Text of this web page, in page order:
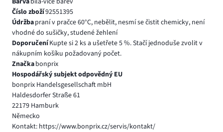
Číslo zboží92551395
Údržbapraní v pračce 60°C, nebělit, nesmí se čistit chemicky, není
vhodné do sušičky, studené žehlení
DoporučeníKupte si 2 ks a ušetřete 5 %. Stačí jednoduše zvolit v
nákupním košíku požadovaný počet.
Značkabonprix
Hospodářský subjekt odpovědný EU
bonprix Handelsgesellschaft mbH
Haldesdorfer Straße 61
22179 Hamburk
Německo
Kontakt: https://www.bonprix.cz/servis/kontakt/